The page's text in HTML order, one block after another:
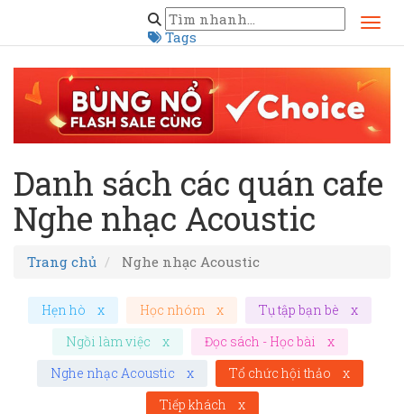
Tags
Danh sách các quán cafe
Nghe nhạc Acoustic
Trang chủ Nghe nhạc Acoustic
Hẹn hò x Học nhóm x Tụ tập bạn bè
x
Ngồi làm việc
x Đọc sách - Học bài
x
Nghe nhạc Acoustic
x Tổ chức hội thảo
x
Tiếp khách
x